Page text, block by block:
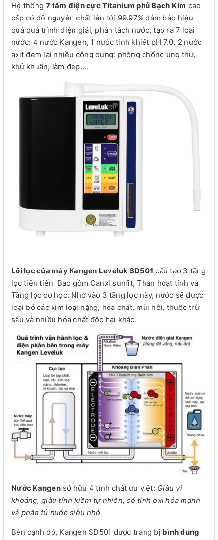
Hệ thống7 tấm điện cực Titanium phủ Bạch Kim cao
cấp có độ nguyên chất lên tới 99.97% đảm bảo hiệu
quả quá trình điện giải, phân tách nước, tạo ra 7 loại
nước: 4 nước Kangen, 1 nước tinh khiết pH 7.0, 2 nước
axit đem lại nhiều công dụng: phòng chống ung thư,
khử khuẩn, làm đẹp,...
Lõi lọc của máy Kangen Leveluk SD501 cấu tạo 3 tầng
lọc tiên tiến. Bao gồm Canxi sunfit, Than hoạt tính và
Tầng lọc cơ học. Nhờ vào 3 tầng lọc này, nước sẽ được
loại bỏ các kim loại nặng, hóa chất, mùi hôi, thuốc trừ
sâu và nhiều hóa chất độc hại khác.
Nước Kangensở hữu 4 tính chất ưu việt: Giàu vi
khoáng, giàu tính kiềm tự nhiên, có tính oxi hóa mạnh
và phân tử nước siêu nhỏ.
Bên cạnh đó, Kangen SD501 được trang bị bình dung